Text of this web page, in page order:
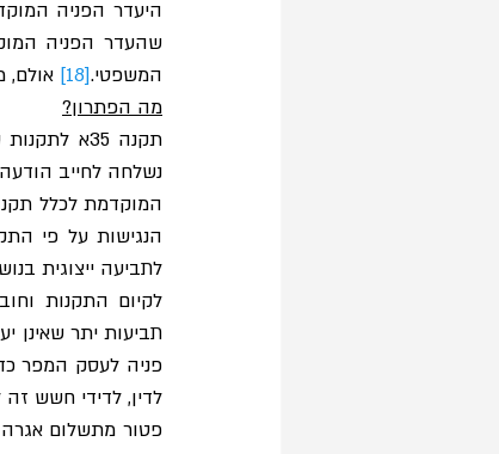
המשפטי.[18]
אולם,
מה הפתרון?
לדין, לדידי חשש